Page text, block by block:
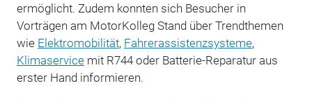
ermöglicht. Zudem konnten sich Besucher in
Vorträgen am MotorKolleg Stand über Trendthemen
wie Elektromobilität, Fahrerassistenzsysteme,
Klimaservicemit R744 oder Batterie-Reparatur aus
erster Hand informieren.